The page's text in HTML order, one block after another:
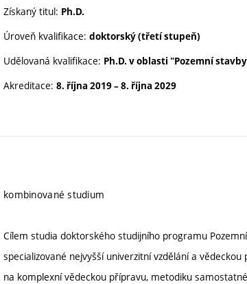
Získaný titul: Ph.D.
Úroveň kvalifikace: doktorský (třetí stupeň)
Udělovaná kvalifikace: Ph.D. v oblasti "Pozemní
Akreditace: 8. října 2019–8. října 2029
kombinované studium
Cílem studia doktorského studijního programu
specializované nejvyšší univerzitní vzdělání a
na komplexní vědeckou přípravu, metodiku